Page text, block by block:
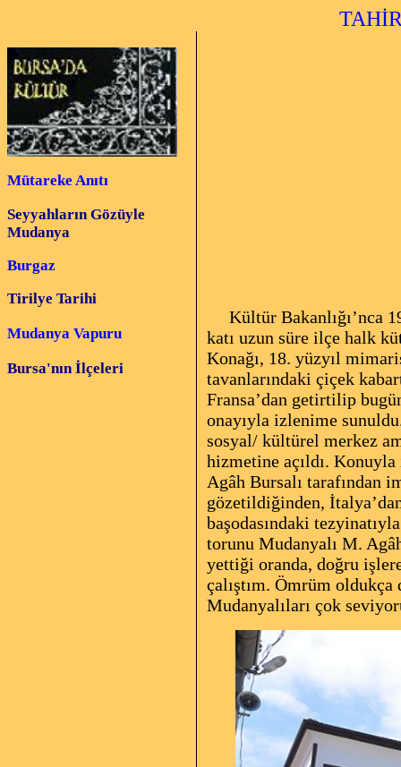
TAHİR
Mütareke Anıtı
Seyyahların Gözüyle
Mudanya
Burgaz
Tirilye Tarihi
Mudanya Vapuru
Bursa'nın İlçeleri
Kültür Bakanlığı’nca
katı uzun süre ilçe halk
Konağı, 18. yüzyıl
tavanlarındaki çiçek
Fransa’dan getirtilip
onayıyla izlenime
sosyal/ kültürel merkez
hizmetine açıldı.
Agâh Bursalı tarafından
gözetildiğinden,
başodasındaki
torunu Mudanyalı M.
yettiği oranda, doğru
çalıştım. Ömrüm
Mudanyalıları çok